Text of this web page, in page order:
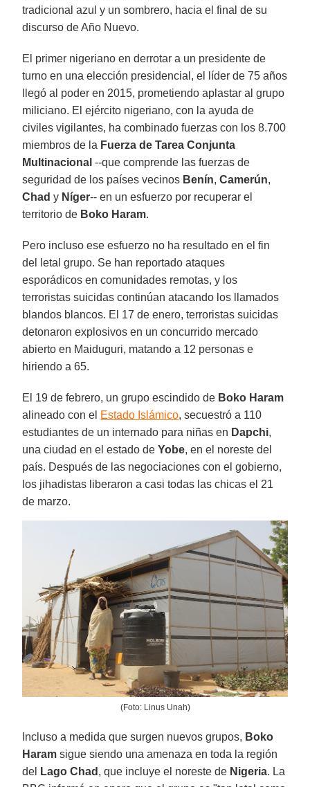
tradicional azul y un sombrero, hacia el final de su
discurso de Año Nuevo.
El primer nigeriano en derrotar a un presidente de
turno en una elección presidencial, el líder de 75 años
llegó al poder en 2015, prometiendo aplastar al grupo
miliciano. El ejército nigeriano, con la ayuda de
civiles vigilantes, ha combinado fuerzas con los 8.700
miembros de la Fuerza de Tarea Conjunta
Multinacional --que comprende las fuerzas de
seguridad de los países vecinos Benín,Camerún,
Chad y Níger-- en un esfuerzo por recuperar el
territorio de Boko Haram.
Pero incluso ese esfuerzo no ha resultado en el fin
del letal grupo. Se han reportado ataques
esporádicos en comunidades remotas, y los
terroristas suicidas continúan atacando los llamados
blandos blancos. El 17 de enero, terroristas suicidas
detonaron explosivos en un concurrido mercado
abierto en Maiduguri, matando a 12 personas e
hiriendo a 65.
El 19 de febrero, un grupo escindido de Boko Haram
alineado con el Estado Islámico, secuestró a 110
estudiantes de un internado para niñas en Dapchi,
una ciudad en el estado deYobe, en el noreste del
país. Después de las negociaciones con el gobierno,
los jihadistas liberaron a casi todas las chicas el 21
de marzo.
(Foto: Linus Unah)
Incluso a medida que surgen nuevos grupos, Boko
Haram sigue siendo una amenaza en toda la región
del
Lago Chad , que incluye el noreste de Nigeria. La